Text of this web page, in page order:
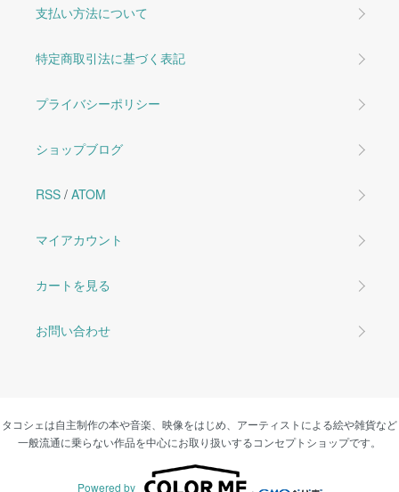
支払い方法について
特定商取引法に基づく表記
プライバシーポリシー
ショップブログ
RSS / ATOM
マイアカウント
カートを見る
お問い合わせ
タコシェは自主制作の本や音楽、映像をはじめ、アーティストによる絵や雑貨など
一般流通に乗らない作品を中心にお取り扱いするコンセプトショップです。
Powered by